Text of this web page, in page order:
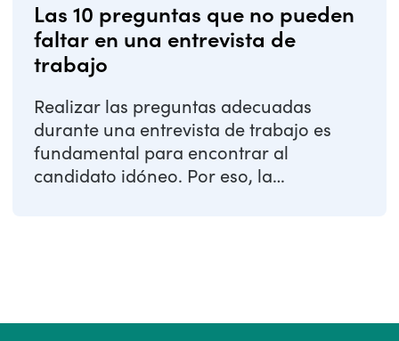
Las 10 preguntas que no pueden
faltar en una entrevista de
trabajo
Realizar las preguntas adecuadas
durante una entrevista de trabajo es
fundamental para encontrar al
candidato idóneo. Por eso, la